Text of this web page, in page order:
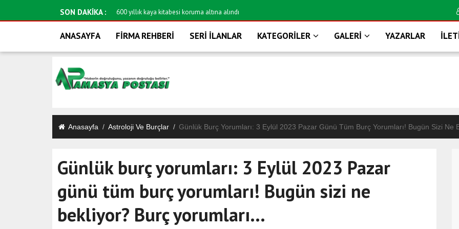
SON DAKİKA : 600 yıllık kaya kitabesi koruma altına alındı Mimarisi ile dikkat
ANASAYFA FİRMA REHBERİ SERİ İLANLAR KATEGORİLER GALERİ YAZARLAR
Anasayfa Astroloji Ve Burçlar Günlük Burç Yorumları: 3 Eylül 2023 Pazar Günü Tüm Burç Yorumları! Bugün Sizi Ne
Günlük burç yorumları: 3 Eylül 2023 Pazar
günü tüm burç yorumları! Bugün sizi ne
bekliyor? Burç yorumları...